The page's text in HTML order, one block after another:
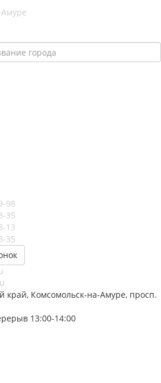
98
35
13
35
край, Комсомольск-на-Амуре, просп.
13:00-14:00